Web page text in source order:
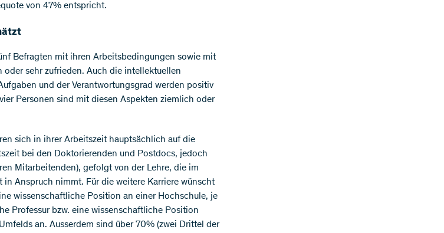
von 47% entspricht.
Befragten mit ihren Arbeitsbedingungen sowie mit
sehr zufrieden. Auch die intellektuellen
und der Verantwortungsgrad werden positiv
Personen sind mit diesen Aspekten ziemlich oder
sich in ihrer Arbeitszeit hauptsächlich auf die
bei den Doktorierenden und Postdocs, jedoch
Mitarbeitenden), gefolgt von der Lehre, die im
in Anspruch nimmt. Für die weitere Karriere wünscht
wissenschaftliche Position an einer Hochschule, je
Professur bzw. eine wissenschaftliche Position
an. Ausserdem sind über 70% (zwei Drittel der